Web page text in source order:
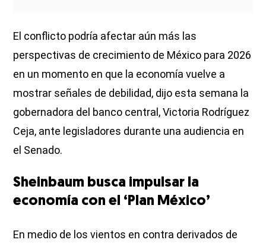
El conflicto podría afectar aún más las
perspectivas de crecimiento de México para 2026
en un momento en que la economía vuelve a
mostrar señales de debilidad, dijo esta semana la
gobernadora del banco central, Victoria Rodríguez
Ceja, ante legisladores durante una audiencia en
el Senado.
Sheinbaum busca impulsar la
economía con el ‘Plan México’
En medio de los vientos en contra derivados de